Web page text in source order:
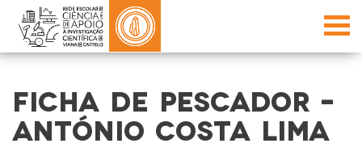
FICHA DE PESCADOR –
ANTÓNIO COSTA LIMA